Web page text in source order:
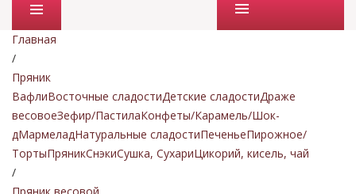
Промо товары
Главная
/
Пряник
ВафлиВосточные сладостиДетские сладостиДраже
весовоеЗефир/ПастилаКонфеты/Карамель/Шок-
дМармеладНатуральные сладостиПеченьеПирожное/
ТортыПряникСнэкиСушка, СухариЦикорий, кисель, чай
/